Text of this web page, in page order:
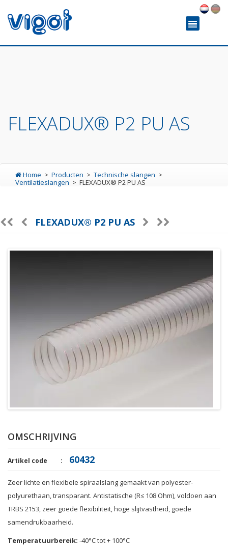
FLEXADUX® P2 PU AS
Home Producten
Technische slangen
Ventilatieslangen
FLEXADUX® P2 PU AS
FLEXADUX® P2 PU AS
OMSCHRIJVING
Artikel code 60432
Zeerlichte en flexibele spiraalslang gemaakt van polyester-
polyurethaan,transparant. Antistatische (R≤ 108Ohm),voldoen aan
TRBS 2153, zeer goede flexibiliteit,hoge slijtvastheid, goede
samendrukbaarheid.
Temperatuurbereik: -40°Ctot + 100°C